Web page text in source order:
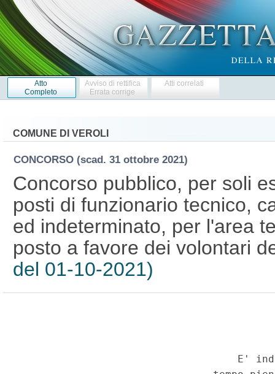
Atto
Completo
Avviso di rettifica
Errata corrige
Atti correlati
COMUNE DI VEROLI
CONCORSO (scad. 31 ottobre 2021)
Concorso pubblico, per soli
posti di funzionario tecnico,
ed indeterminato, per l'area
posto a favore dei volontari
del 01-10-2021)